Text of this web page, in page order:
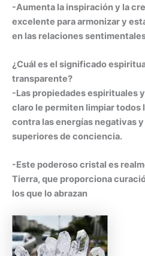
-Aumenta la inspiración y la
excelente para armonizar y
en las relaciones
¿Cuál es el significado
transparente?
-Las propiedades espirituales
claro le permiten limpiar todos
contra las energías negativas
superiores de conciencia.
-Este poderoso cristal es
Tierra, que proporciona
los que lo abrazan